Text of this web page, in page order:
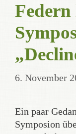
Federn
6. November
Ein paar
Symposion